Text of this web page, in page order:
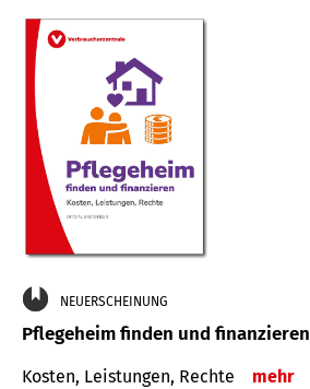
NEUERSCHEINUNG
Pflegeheim finden und finanzieren
Kosten, Leistungen, Rechte mehr